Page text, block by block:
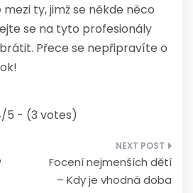
ty, jimž se někde něco
se na tyto profesionály
Přece se nepřipravíte o
5 - (3 votes)
Focení nejmenších dětí
– Kdy je vhodná doba